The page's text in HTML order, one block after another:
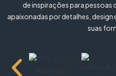
de inspirações para pessoas
apaixonadas por detalhes, design
suas